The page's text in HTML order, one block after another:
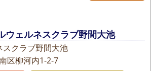
ウェルネスクラブ野間大池
クラブ野間大池
区柳河内1-2-7